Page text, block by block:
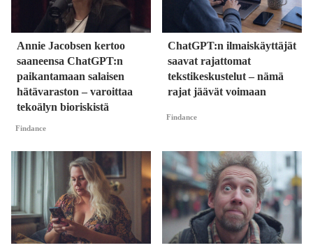
Annie Jacobsen kertoo
saaneensa ChatGPT:n
paikantamaan salaisen
hätävaraston – varoittaa
tekoälyn bioriskistä
Findance
ChatGPT:n ilmaiskäyttäjät
saavat rajattomat
tekstikeskustelut – nämä
rajat jäävät voimaan
Findance